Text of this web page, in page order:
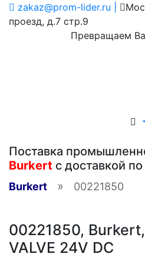
zakaz@prom-lider.ru |
проезд, д.7 стр.9
Превращаем
Поставка
Burkert с доставкой
Burkert » 00221850
00221850, Burkert,
VALVE 24V DC